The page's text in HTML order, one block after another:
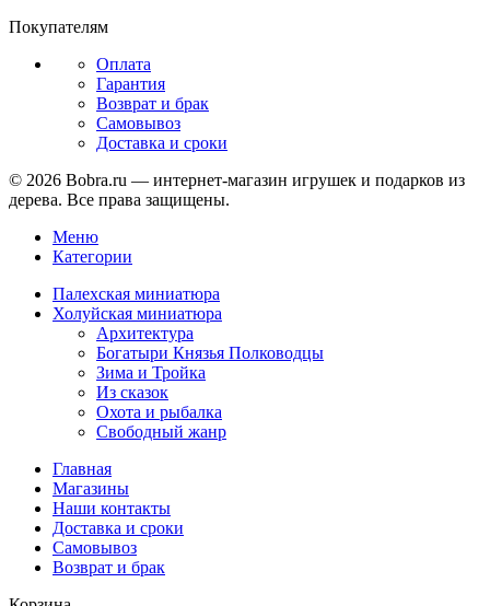
Покупателям
Оплата
Гарантия
Возврат и брак
Самовывоз
Доставка и сроки
© 2026 Bobra.ru — интернет-магазин игрушек и подарков из
дерева. Все права защищены.
Меню
Категории
Палехская миниатюра
Холуйская миниатюра
Архитектура
Богатыри Князья Полководцы
Зима и Тройка
Из сказок
Охота и рыбалка
Свободный жанр
Главная
Магазины
Наши контакты
Доставка и сроки
Самовывоз
Возврат и брак